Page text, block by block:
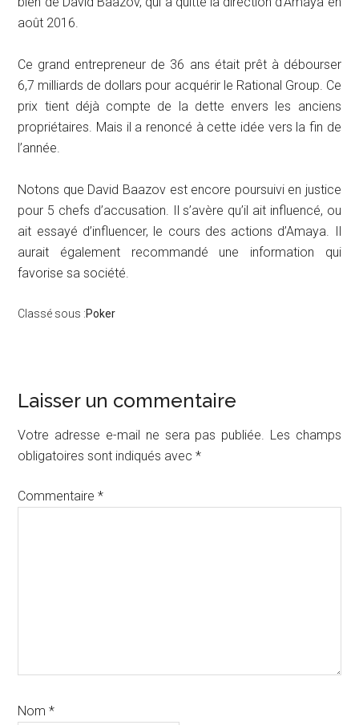
août 2016.
Ce grand entrepreneur de 36 ans était prêt à débourser
6,7 milliards de dollars pour acquérir le Rational Group. Ce
prix tient déjà compte de la dette envers les anciens
propriétaires. Mais il a renoncé à cette idée vers la fin de
l’année.
Notons que David Baazov est encore poursuivi en justice
pour 5 chefs d’accusation. Il s’avère qu’il ait influencé, ou
ait essayé d’influencer, le cours des actions d’Amaya. Il
aurait également recommandé une information qui
favorise sa société.
Classé sous :Poker
Interactions
du
lecteur
Laisser un commentaire
Votre adresse e-mail ne sera pas publiée. Les champs
obligatoires sont indiqués avec*
Commentaire*
Nom*